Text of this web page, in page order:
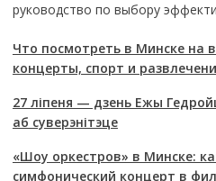
руководство по выбору
Что посмотреть в Минске на
концерты, спорт и
27 ліпеня — дзень Ежы
аб суверэнітэце
«Шоу оркестров» в Минске:
симфонический концерт в